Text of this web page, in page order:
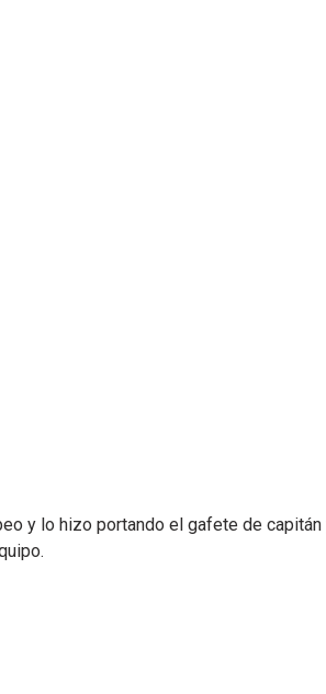
y lo hizo portando el gafete de capitán